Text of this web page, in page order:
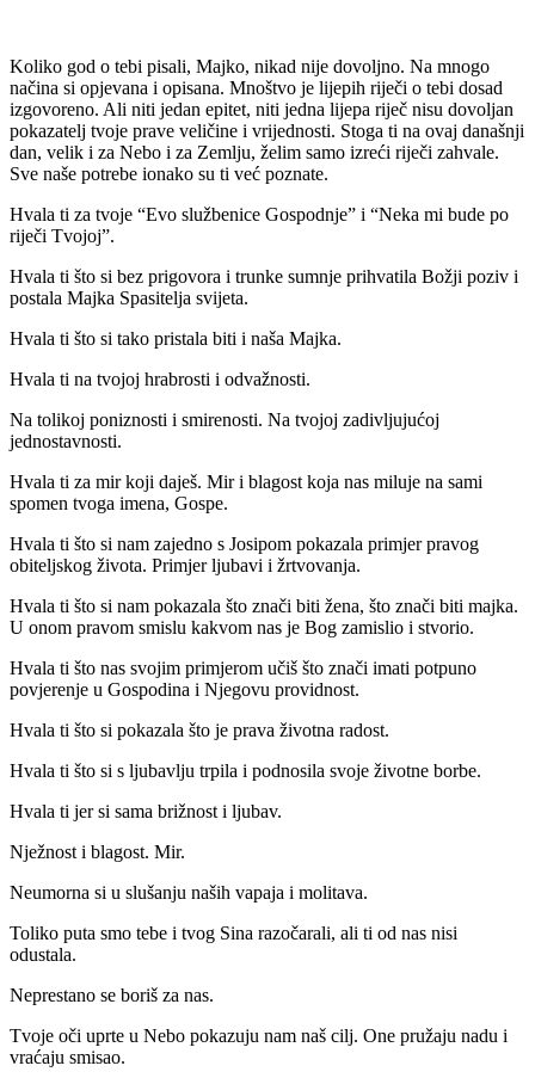
Koliko god o tebi pisali, Majko, nikad nije dovoljno. Na mnogo
načina si opjevana i opisana. Mnoštvo je lijepih riječi o tebi dosad
izgovoreno. Ali niti jedan epitet, niti jedna lijepa riječ nisu dovoljan
pokazatelj tvoje prave veličine i vrijednosti. Stoga ti na ovaj današnji
dan, velik i za Nebo i za Zemlju, želim samo izreći riječi zahvale.
Sve naše potrebe ionako su ti već poznate.
Hvala ti za tvoje “Evo službenice Gospodnje” i “Neka mi bude po
riječi Tvojoj”.
Hvala ti što si bez prigovora i trunke sumnje prihvatila Božji poziv i
postala Majka Spasitelja svijeta.
Hvala ti što si tako pristala biti i naša Majka.
Hvala ti na tvojoj hrabrosti i odvažnosti.
Na tolikoj poniznosti i smirenosti. Na tvojoj zadivljujućoj
jednostavnosti.
Hvala ti za mir koji daješ. Mir i blagost koja nas miluje na sami
spomen tvoga imena, Gospe.
Hvala ti što si nam zajedno s Josipom pokazala primjer pravog
obiteljskog života. Primjer ljubavi i žrtvovanja.
Hvala ti što si nam pokazala što znači biti žena, što znači biti majka.
U onom pravom smislu kakvom nas je Bog zamislio i stvorio.
Hvala ti što nas svojim primjerom učiš što znači imati potpuno
povjerenje u Gospodina i Njegovu providnost.
Hvala ti što si pokazala što je prava životna radost.
Hvala ti što si s ljubavlju trpila i podnosila svoje životne borbe.
Hvala ti jer si sama brižnost i ljubav.
Nježnost i blagost. Mir.
Neumorna si u slušanju naših vapaja i molitava.
Toliko puta smo tebe i tvog Sina razočarali, ali ti od nas nisi
odustala.
Neprestano se boriš za nas.
Tvoje oči uprte u Nebo pokazuju nam naš cilj. One pružaju nadu i
vraćaju smisao.